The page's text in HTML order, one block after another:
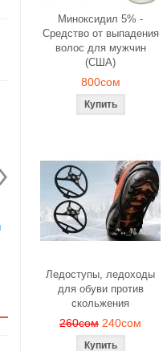
Загуститель волос
27гр
Миноксидил 5% -
Средство от выпадения
волос для мужчин
(США)
800сом
Ледоступы, ледоходы
для обуви против
скольжения
260сом 240сом